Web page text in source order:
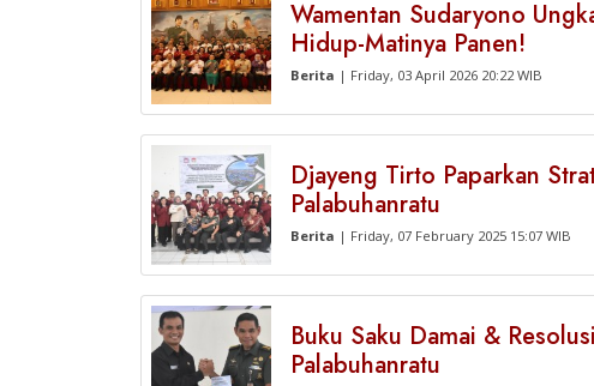
Wamentan Sudaryono
Hidup-Matinya Panen!
Berita | Friday, 03 April 2026 20:22 WIB
Djayeng Tirto Paparkan
Palabuhanratu
Berita | Friday, 07 February 2025 15:07 WIB
Buku Saku Damai &
Palabuhanratu